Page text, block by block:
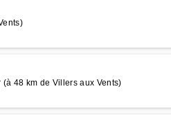
48 km de Villers aux Vents)